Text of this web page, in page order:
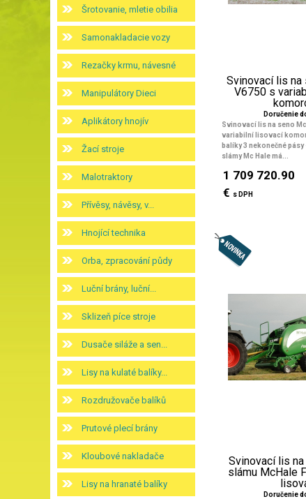
Šrotovanie, mletie obilia
Samonakladacie vozy
Rezačky krmu, návesné
Manipulátory Dieci
Aplikátory hnojív
Žací stroje
Malotraktory
Přívěsy, návěsy, v...
Hnojící technika
Orba, zpracování půdy
Luční brány, luční...
Sklizeň píce stroje
Dusače siláže a sen...
Lisy na kulaté balíky...
Rozdružovače balíků
Prutové plecí brány
Kloubové nakladače
Lisy na hranaté balíky
Svinovací lis na
V6750 s
Doručenie
Svinovací lis na seno
variabilní lisovací
balíky 3 nekonečné
slámy Mc Hale má...
1 709 720.90
€ s DPH
Svinovací lis
slámu McHale
Doručenie